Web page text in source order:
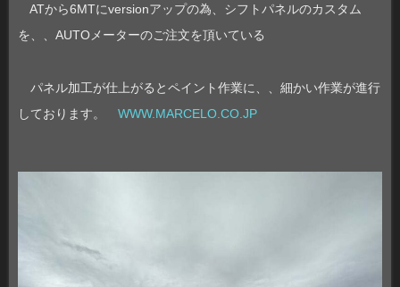
ATから6MTにversionアップの為、シフトパネルのカスタム
を、、AUTOメーターのご注文を頂いている
パネル加工が仕上がるとペイント作業に、、細かい作業が進行
しております。 WWW.MARCELO.CO.JP